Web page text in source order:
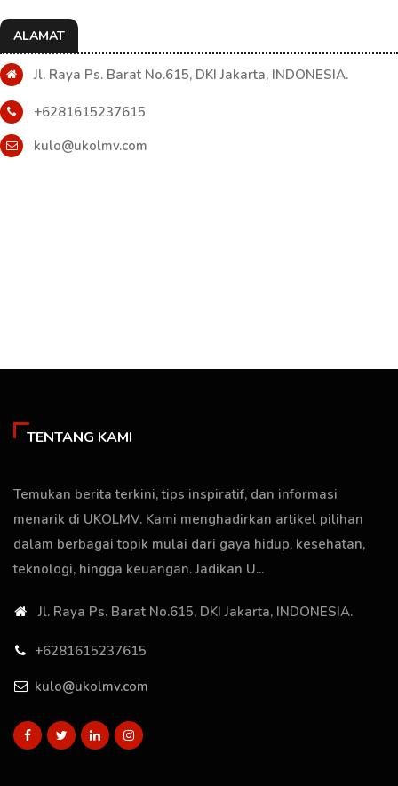
ALAMAT
Jl. Raya Ps. Barat No.615, DKI Jakarta, INDONESIA.
+6281615237615
kulo@ukolmv.com
TENTANG KAMI
Temukan berita terkini, tips inspiratif, dan informasi
menarik di UKOLMV. Kami menghadirkan artikel pilihan
dalam berbagai topik mulai dari gaya hidup, kesehatan,
teknologi, hingga keuangan. Jadikan U...
Jl. Raya Ps. Barat No.615, DKI Jakarta, INDONESIA.
+6281615237615
kulo@ukolmv.com